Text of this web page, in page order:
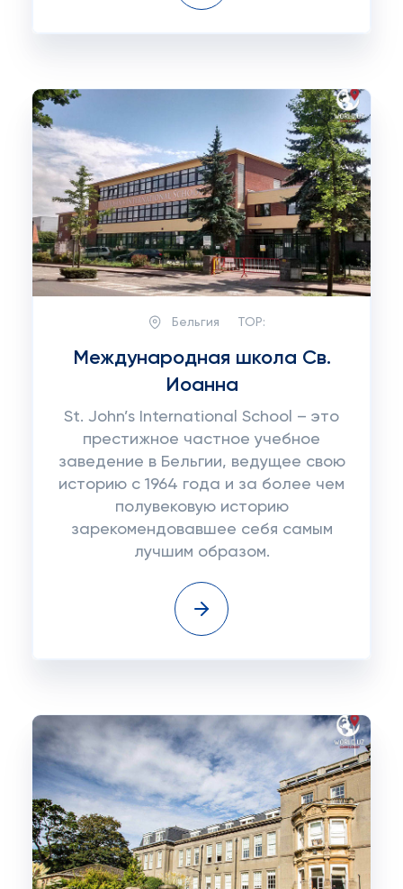
Бельгия TOP:
Международная школа Св.
Иоанна
St. John’s International School – это
престижное частное учебное
заведение в Бельгии, ведущее свою
историю с 1964 года и за более чем
полувековую историю
зарекомендовавшее себя самым
лучшим образом.